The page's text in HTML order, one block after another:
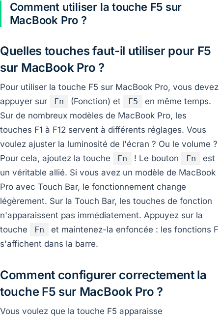
Comment utiliser la touche F5 sur
MacBook Pro ?
Quelles touches faut-il utiliser pour F5
sur MacBook Pro ?
Pour utiliser la touche F5 sur MacBook Pro, vous devez
appuyer sur
Fn (Fonction) et F5
en même temps.
Sur de nombreux modèles de MacBook Pro, les
touches F1 à F12 servent à différents réglages. Vous
voulez ajuster la luminosité de l'écran ? Ou le volume ?
Pour cela, ajoutez la touche
Fn ! Le bouton Fn
est
un véritable allié. Si vous avez un modèle de MacBook
Pro avec Touch Bar, le fonctionnement change
légèrement. Sur la Touch Bar, les touches de fonction
n'apparaissent pas immédiatement. Appuyez sur la
touche
Fn
et maintenez-la enfoncée : les fonctions F
s'affichent dans la barre.
Comment configurer correctement la
touche F5 sur MacBook Pro ?
Vous voulez que la touche F5 apparaisse